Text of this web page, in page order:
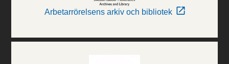
Arbetarrörelsens arkiv och bibliotek